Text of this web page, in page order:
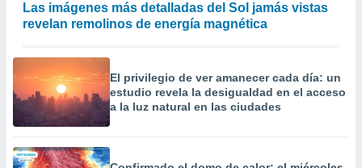
Las imágenes más detalladas del Sol jamás vistas
revelan remolinos de energía magnética
El privilegio de ver amanecer cada día: un
estudio revela la desigualdad en el acceso
a la luz natural en las ciudades